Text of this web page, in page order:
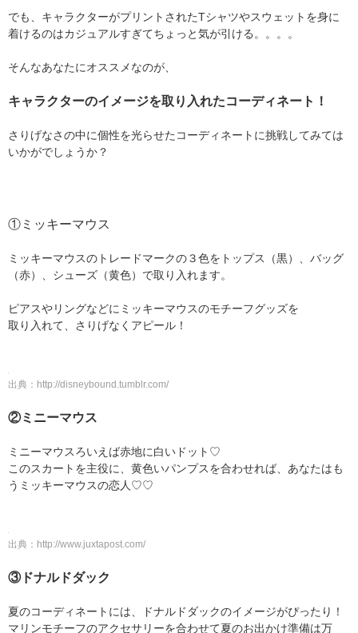
でも、キャラクターがプリントされたTシャツやスウェットを身に
着けるのはカジュアルすぎてちょっと気が引ける。。。。
そんなあなたにオススメなのが、
キャラクターのイメージを取り入れたコーディネート！
さりげなさの中に個性を光らせたコーディネートに挑戦してみては
いかがでしょうか？
①ミッキーマウス
ミッキーマウスのトレードマークの３色をトップス（黒）、バッグ
（赤）、シューズ（黄色）で取り入れます。
ピアスやリングなどにミッキーマウスのモチーフグッズを
取り入れて、さりげなくアピール！
出典： http://disneybound.tumblr.com/
②ミニーマウス
ミニーマウスろいえば赤地に白いドット♡
このスカートを主役に、黄色いパンプスを合わせれば、あなたはも
うミッキーマウスの恋人♡♡
出典： http://www.juxtapost.com/
③ドナルドダック
夏のコーディネートには、ドナルドダックのイメージがぴったり！
マリンモチーフのアクセサリーを合わせて夏のお出かけ準備は万